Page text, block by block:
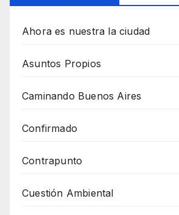
Ahora es nuestra la ciudad
Asuntos Propios
Caminando Buenos Aires
Confirmado
Contrapunto
Cuestión Ambiental